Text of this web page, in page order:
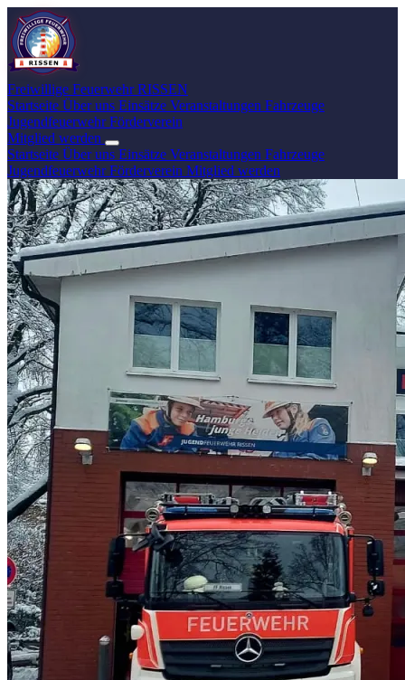
Freiwillige Feuerwehr RISSEN
Startseite Über uns Einsätze Veranstaltungen Fahrzeuge
JugendfeuerwehrFörderverein
Mitglied werden
Startseite Über uns Einsätze Veranstaltungen Fahrzeuge
JugendfeuerwehrFörderverein Mitglied werden